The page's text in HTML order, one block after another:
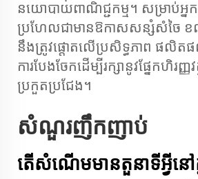
នយោបាយពាណិជ្ជកម្ម។ សម្រាប់អ្ន
ប្រហែលជាមានឱកាសសន្សំសំចៃ
នឹងត្រូវផ្តោតលើប្រសិទ្ធភាព ផលិតផ
ការបែងចែកដើម្បីរក្សានូវផ្នែកហិរញ្ញវ
ប្រកួតប្រជែង។
សំណួរញឹកញាប់
តើសំណើមមានតួនាទីអ្វីនៅក្